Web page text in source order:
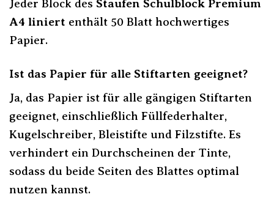
Jeder Block des Staufen Schulblock Premium
A4 liniert enthält 50 Blatt hochwertiges
Papier.
Ist das Papier für alle Stiftarten geeignet?
Ja, das Papier ist für alle gängigen Stiftarten
geeignet, einschließlich Füllfederhalter,
Kugelschreiber, Bleistifte und Filzstifte. Es
verhindert ein Durchscheinen der Tinte,
sodass du beide Seiten des Blattes optimal
nutzen kannst.